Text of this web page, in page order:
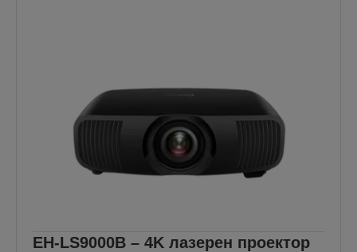
EH-LS9000B – 4K лазерен проектор